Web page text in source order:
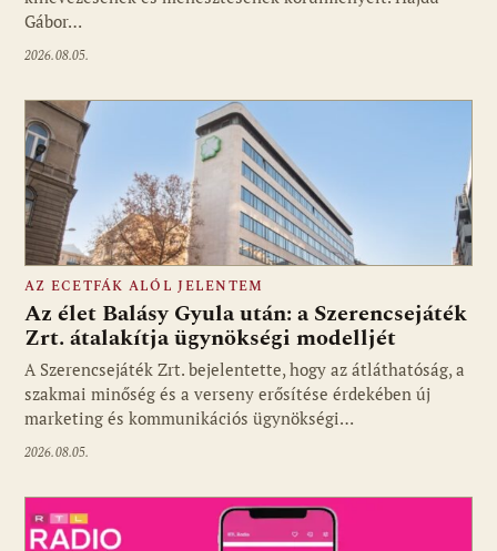
Gábor…
2026.08.05.
Fotó: media1.hu
AZ ECETFÁK ALÓL JELENTEM
Az élet Balásy Gyula után: a Szerencsejáték
Zrt. átalakítja ügynökségi modelljét
A Szerencsejáték Zrt. bejelentette, hogy az átláthatóság, a
szakmai minőség és a verseny erősítése érdekében új
marketing és kommunikációs ügynökségi…
2026.08.05.